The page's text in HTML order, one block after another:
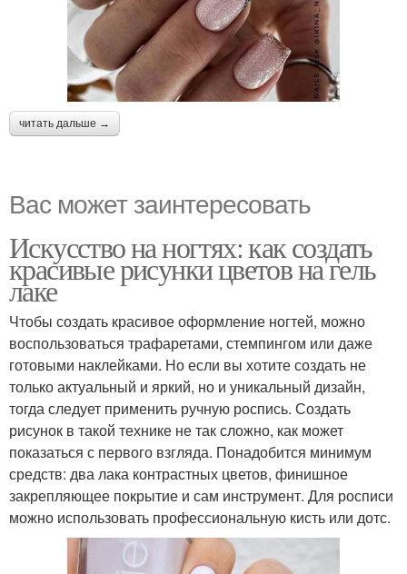
читать дальше →
Вас может заинтересовать
Искусство на ногтях: как создать
красивые рисунки цветов на гель
лаке
Чтобы создать красивое оформление ногтей, можно
воспользоваться трафаретами, стемпингом или даже
готовыми наклейками. Но если вы хотите создать не
только актуальный и яркий, но и уникальный дизайн,
тогда следует применить ручную роспись. Создать
рисунок в такой технике не так сложно, как может
показаться с первого взгляда. Понадобится минимум
средств: два лака контрастных цветов, финишное
закрепляющее покрытие и сам инструмент. Для росписи
можно использовать профессиональную кисть или дотс.